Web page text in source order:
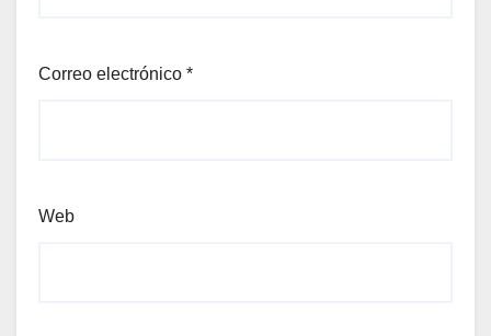
Correo electrónico *
Web